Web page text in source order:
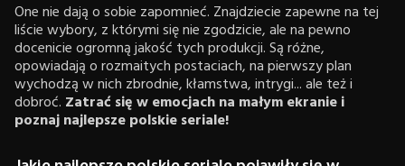
One nie dają o sobie zapomnieć. Znajdziecie zapewne na tej
liście wybory, z którymi się nie zgodzicie, ale na pewno
docenicie ogromną jakość tych produkcji. Są różne,
opowiadają o rozmaitych postaciach, na pierwszy plan
wychodzą w nich zbrodnie, kłamstwa, intrygi... ale też i
dobroć. Zatrać się w emocjach na małym ekranie i
poznaj najlepsze polskie seriale!